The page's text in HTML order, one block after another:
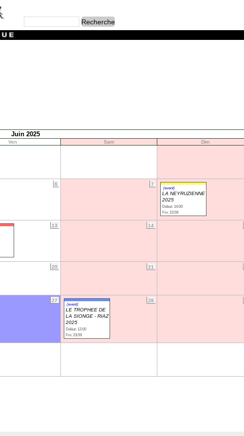
Juin 2025
Ven Sam
Dim
6 7
(event)
LA NEYRUZIENNE
2025
Début: 14:00
Fin: 23:59
13 14
20 21
27 28
(event)
LE TROPHEE DE
LA SIONGE - RIAZ
2025
Début: 12:00
Fin: 23:59